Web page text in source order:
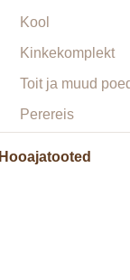
Kool
Kinkekomplekt
Toit ja muud
Perereis
Hooajatooted